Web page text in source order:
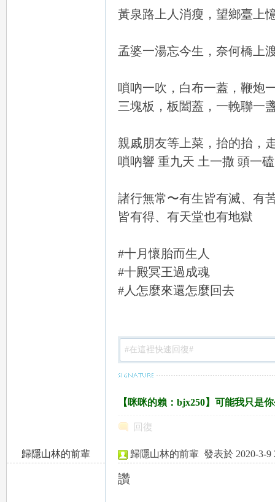
友
黃泉路上人消瘦，望鄉臺上
孟婆一湯忘今生，奈何橋上
嗩吶一吹，白布一蓋，鞭炮
三塊板，板闔蓋，一輓聯一
親戚朋友等上菜，抬的抬，
嗩吶響 重九天 土一撒 頭一
諸行無常〜有生皆有滅、有
皆有得、有天堂也有地獄
#十月懷胎而生人
#十殿冥王過成魂
#人怎麼來還怎麼回去
【咪咪的賴：bjx250】可能我只是
回復
歸隱山林的前輩
歸隱山林的前輩 發表於 2020-3-9
讚